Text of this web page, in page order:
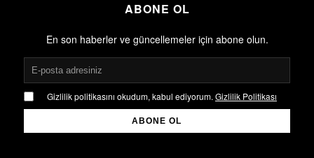
ABONE OL
En son haberler ve güncellemeler için abone olun.
Gizlilik politikasını okudum, kabul ediyorum. Gizlilik Politikası
ABONE OL